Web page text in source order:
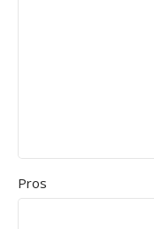
Pros